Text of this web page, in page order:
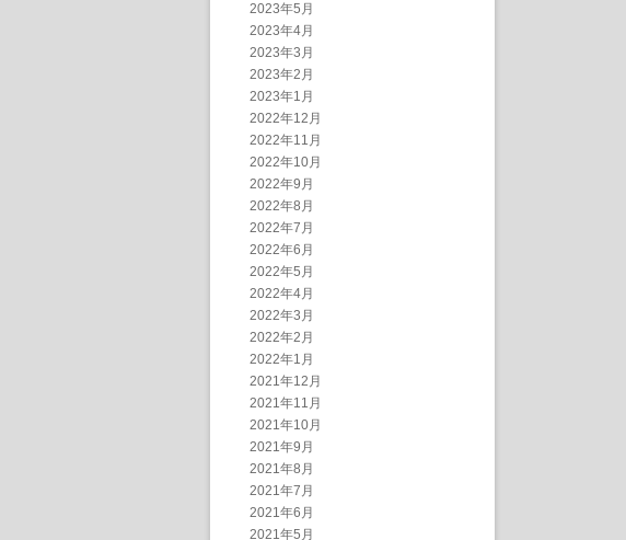
2023年5月
2023年4月
2023年3月
2023年2月
2023年1月
2022年12月
2022年11月
2022年10月
2022年9月
2022年8月
2022年7月
2022年6月
2022年5月
2022年4月
2022年3月
2022年2月
2022年1月
2021年12月
2021年11月
2021年10月
2021年9月
2021年8月
2021年7月
2021年6月
2021年5月